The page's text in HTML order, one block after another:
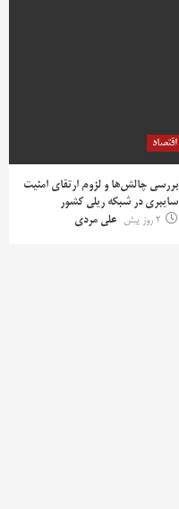
اقتصاد
بررسی چالش‌ها و لزوم ارتقای امنیت
سایبری در شبکه ریلی کشور
2 روز پیش
علی مردی